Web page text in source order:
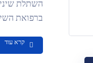
השתלת
ברפואת
קרא עוד